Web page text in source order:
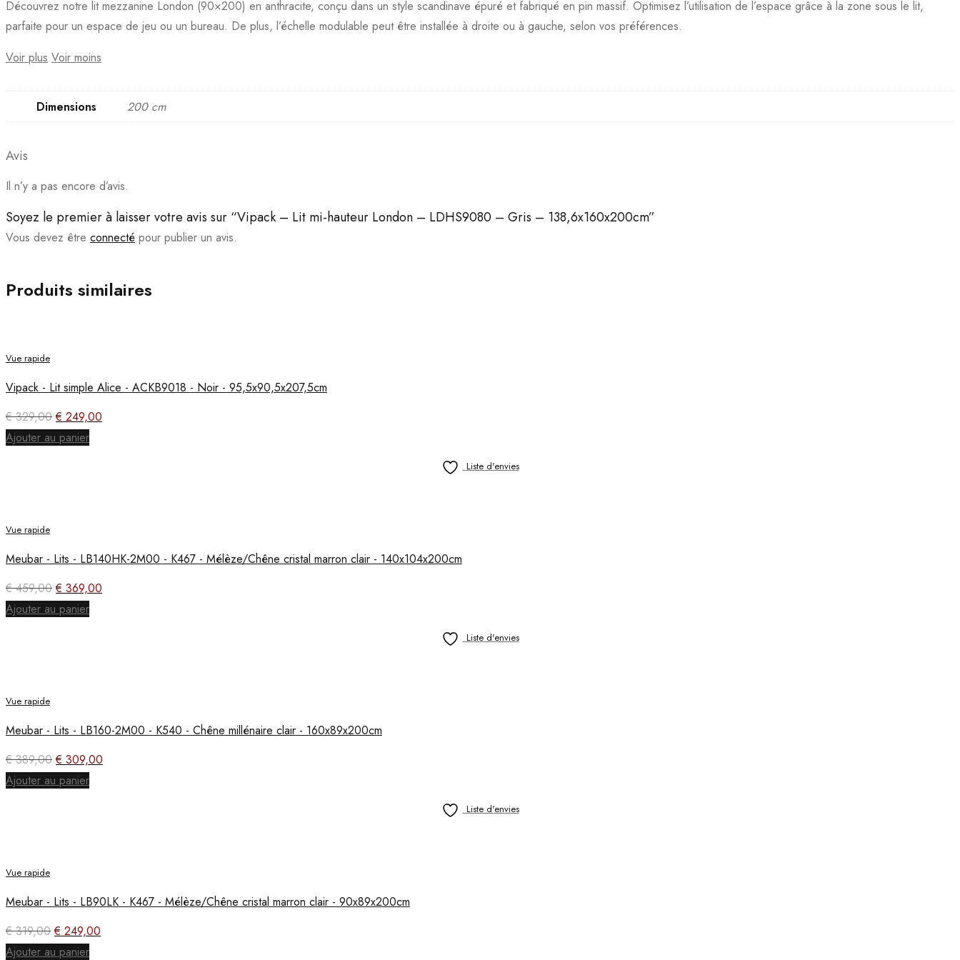
Gris
-
Découvrez notre lit mezzanine London (90×200) en anthracite, conçu dans un style scandinave épuré et fabriqué en pin massif. Optimisez l’utilisation de l’espace grâce à la zone sous le lit,
parfaite pour un espace de jeu ou un bureau. De plus, l’échelle modulable peut être installée à droite ou à gauche, selon vos préférences.
Voir plus Voir moins
Dimensions 200 cm
Avis
Il n’y a pas encore d’avis.
Soyez le premier à laisser votre avis sur “Vipack – Lit mi-hauteur London – LDHS9080 – Gris – 138,6x160x200cm”
Vous devez être connecté pour publier un avis.
Produits similaires
Vue rapide
Vipack - Lit simple Alice - ACKB9018 - Noir - 95,5x90,5x207,5cm
€329,00Le
prix
initial
€ 249,00
Ajouter au panier
Liste d'envies
Vue rapide
Meubar - Lits - LB140HK-2M00 - K467 - Mélèze/Chêne cristal marron clair - 140x104x200cm
€459,00Le
prix
initial
€ 369,00
Ajouter au panier
Liste d'envies
Vue rapide
Meubar - Lits - LB160-2M00 - K540 - Chêne millénaire clair - 160x89x200cm
€389,00Le
prix
initial
€ 309,00
Ajouter au panier
Liste d'envies
Vue rapide
Meubar - Lits - LB90LK - K467 - Mélèze/Chêne cristal marron clair - 90x89x200cm
€319,00Le
prix
€ 249,00
Ajouter au panier